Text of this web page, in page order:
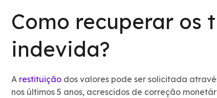
Como recuperar os
indevida?
A restituiçãodos valores pode ser solicitada
nos últimos 5 anos, acrescidos de correção